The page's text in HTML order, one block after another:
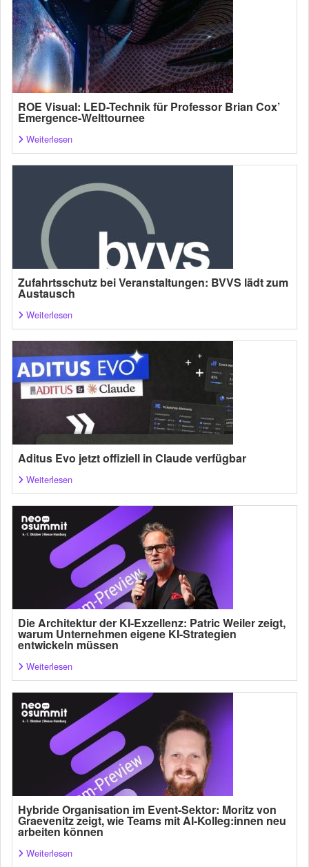
ROE Visual: LED-Technik für Professor Brian Cox’
Emergence-Welttournee
Weiterlesen
Zufahrtsschutz bei Veranstaltungen: BVVS lädt zum
Austausch
Weiterlesen
Aditus Evo jetzt offiziell in Claude verfügbar
Weiterlesen
Die Architektur der KI-Exzellenz: Patric Weiler zeigt,
warum Unternehmen eigene KI-Strategien
entwickeln müssen
Weiterlesen
Hybride Organisation im Event-Sektor: Moritz von
Graevenitz zeigt, wie Teams mit AI-Kolleg:innen neu
arbeiten können
Weiterlesen